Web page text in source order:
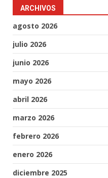
ARCHIVOS
agosto 2026
julio 2026
junio 2026
mayo 2026
abril 2026
marzo 2026
febrero 2026
enero 2026
diciembre 2025